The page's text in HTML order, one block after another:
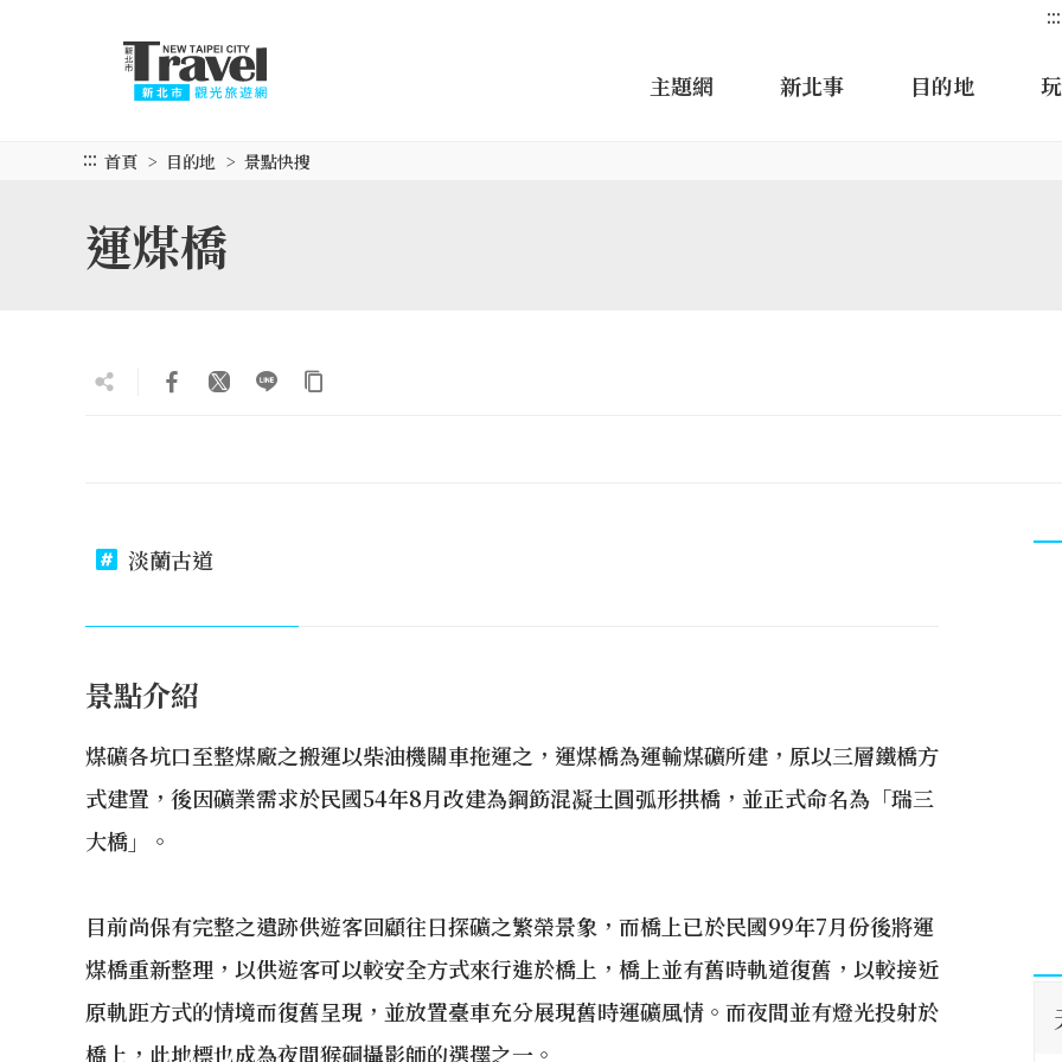
:::
主題網 新北事 目的地
::: 首頁 目的地 景點快搜
運煤橋
淡蘭古道
景點介紹
煤礦各坑口至整煤廠之搬運以柴油機關車拖運之，運煤橋為運輸煤礦所建，原以三層鐵橋方
式建置，後因礦業需求於民國54年8月改建為鋼筯混凝土圓弧形拱橋，並正式命名為「瑞三
大橋」。
目前尚保有完整之遺跡供遊客回顧往日探礦之繁榮景象，而橋上已於民國99年7月份後將運
煤橋重新整理，以供遊客可以較安全方式來行進於橋上，橋上並有舊時軌道復舊，以較接近
原軌距方式的情境而復舊呈現，並放置臺車充分展現舊時運礦風情。而夜間並有燈光投射於
橋上，此地標也成為夜間猴硐攝影師的選擇之一。